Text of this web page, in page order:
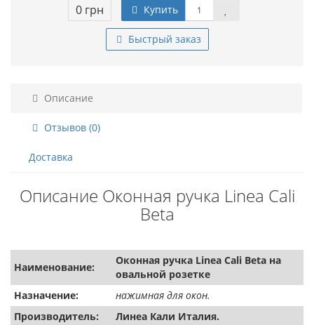
0 грн Купить
Быстрый заказ
Описание
Отзывов (0)
Доставка
Описание Оконная ручка Linea Cali
Beta
Наименование:
Оконная ручка Linea Cali Beta на
овальной розетке
Назначение:
нажимная для окон.
Производитель:
Линеа Кали Италия.